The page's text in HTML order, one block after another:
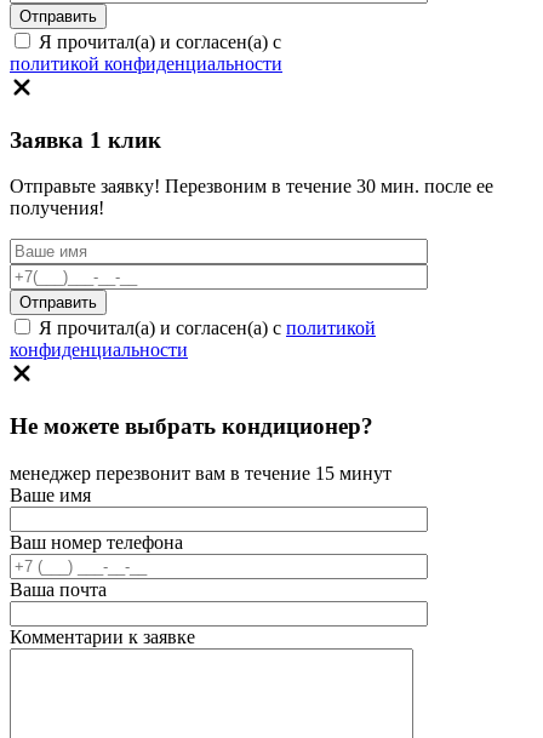
Я прочитал(а) и согласен(а) с
политикой конфиденциальности
Заявка 1 клик
Отправьте заявку! Перезвоним в течение 30 мин. после ее
получения!
Я прочитал(а) и согласен(а) с политикой
конфиденциальности
Не можете выбрать кондиционер?
менеджер перезвонит вам в течение 15 минут
Ваше имя
Ваш номер телефона
Ваша почта
Комментарии к заявке